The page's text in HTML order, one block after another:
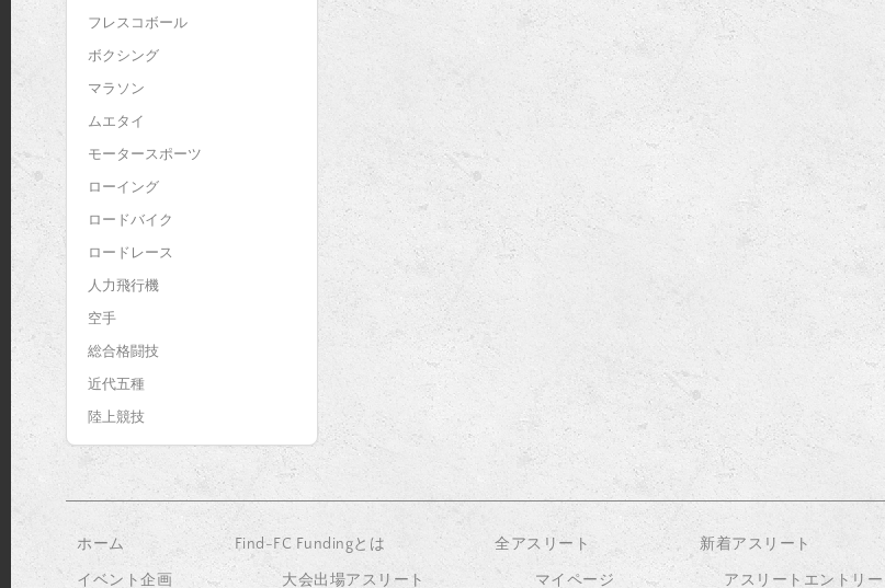
フレスコボール
ボクシング
マラソン
ムエタイ
モータースポーツ
ローイング
ロードバイク
ロードレース
人力飛行機
空手
総合格闘技
近代五種
陸上競技
ホーム Find-FC Fundingとは 全アスリート 新着アスリート
イベント企画 大会出場アスリート マイページ アスリートエントリー